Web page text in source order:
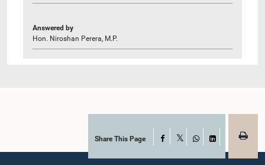
Answered by
Hon. Niroshan Perera, M.P.
Share This Page Facebook
WhatsAppLinkedIn